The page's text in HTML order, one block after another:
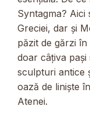
Syntagma? Aici
Greciei, dar și
păzit de gărzi
doar câțiva pași
sculpturi antice
oază de liniște
Atenei.